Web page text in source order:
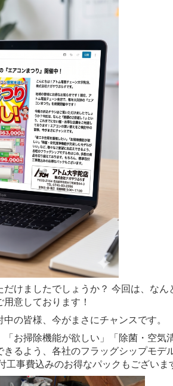
けましたでしょうか？ 今回は、な
意しております！
の皆様、今がまさにチャンスです。
「お掃除機能が欲しい」「除菌・空
きるよう、各社のフラッグシップモデ
工事費込みのお得なパックもございま